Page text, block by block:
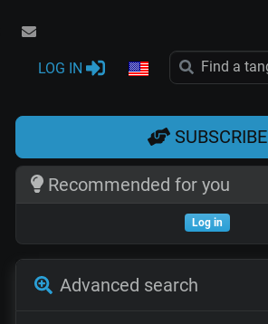
LOG IN
SUBSCRIBE
Recommended for you
Log in
Advanced search